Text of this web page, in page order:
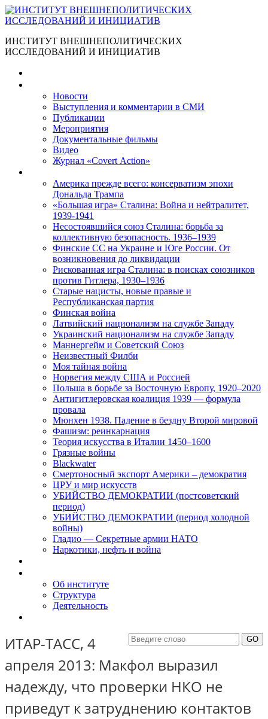
ИНСТИТУТ ВНЕШНЕПОЛИТИЧЕСКИХ
ИССЛЕДОВАНИЙ И ИНИЦИАТИВ
Новости
Выступления и коммента­рии в СМИ
Публикации
Мероприятия
Документальные фильмы
Видео
Журнал «Covert Action»
Америка прежде всего: консерватизм эпохи
Дональда Трампа
«Большая игра» Сталина: Война и нейтралитет,
1939-1941
Несостоявшийся союз Сталина: борьба за
коллективную безопасность. 1936–1939
Финские СС на Украине и Юге России. От
возникновения до ликвидации
Рискованная игра Сталина: в поисках союзников
против Гитлера, 1930–1936
Старые нацисты, новые правые и
Республиканская партия
Финская война
Латвийский национализм на службе Западу
Украинский национализм на службе Западу
Маннергейм и Советский Союз
Неизвестный Филби
Моя тайная война
Норвегия между США и Россией
Польша в борьбе за Восточную Европу, 1920–2020
Антигитлеровская коалиция 1939 — формула
провала
Мюнхен 1938. Падение в бездну Второй мировой
Фашизм: реинкарнация
Теория искусства в Италии 1450–1600
Грязные войны
Blackwater
Смертоносный экспорт Америки – демократия
ЦРУ и мир искусств
УБИЙСТВО ДЕМОКРАТИИ (постсоветский
период)
УБИЙСТВО ДЕМОКРАТИИ (период холодной
войны)
Гладио — Секретные армии НАТО
Наркотики, нефть и война
Об институте
Структура
Деятельность
ИТАР-ТАСС, 4
апреля 2013: Макфол выразил
надежду, что проверки НКО не
приведут к затруднению контактов